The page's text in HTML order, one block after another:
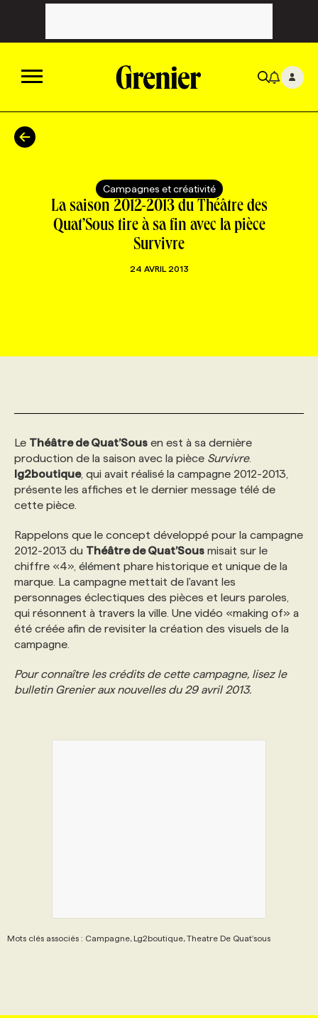
ACTUALITÉS
CATÉGORIES
TOUTES LES CATÉGORIES
CAMPAGNES ET CRÉATIVITÉ
NOUVEAUX MANDATS
INITIATIVES NUMÉRIQUES
PRIX ET DISTINCTIONS
TENDANCES
CHRONIQUES
TOUTES LES CHRONIQUES
MARKETING ET COMMUNICATION
MARKETING DURABLE
GEO/SEO
ÉVÉNEMENTIEL
NOS AUTEUR‧RICES
FORFAITS ABONNEMENT
VOIR TOUTES LES PARUTIONS
INFOLETTRES
INFOLETTRE EN BREF
BULLETIN RECRUTEMENT
ANNONCEZ AVEC NOUS
AFFICHEZ UN POSTE / TARIFS
PROFIL ENTREPRISE
FAQ
ANNONCEZ AVEC NOUS
CANDIDAT
PROFIL CANDIDAT
NOS CONFÉRENCES
ANNONCEZ AVEC NOUS
FORMATIONS
NOS PARCOURS DE FORMATIONS
FORMATIONS PERSONNALISÉES
NOS FORMATEUR‧RICES
POURQUOI CHOISIR NOS FORMATIONS
NOS TARIFS
PROGRAMMES DE SUBVENTIONS
SERVICE DE CHASSE DE TÊTE
NOS TARIFS
NOS EXPERTISES
FAQ
ANNONCEZ AVEC NOUS
Campagnes et créativité
La saison 2012-2013 du Théâtre des
Quat’Sous tire à sa fin avec la pièce
Survivre
24 AVRIL 2013
Le Théâtre de Quat’Sous en est à sa dernière
production de la saison avec la pièce Survivre.
lg2boutique, qui avait réalisé la campagne 2012-2013,
présente les affiches et le dernier message télé de
cette pièce.
Rappelons que le concept développé pour la campagne
2012-2013 du Théâtre de Quat’Sous misait sur le
chiffre «4», élément phare historique et unique de la
marque. La campagne mettait de l'avant les
personnages éclectiques des pièces et leurs paroles,
qui résonnent à travers la ville. Une vidéo «making of» a
été créée afin de revisiter la création des visuels de la
campagne.
Pour connaître les crédits de cette campagne, lisez le
bulletin Grenier aux nouvelles du 29 avril 2013.
Mots clés associés : Campagne, Lg2boutique, Theatre De Quat'sous